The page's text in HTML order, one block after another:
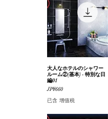
快速瀏覽
大人なホテルのシャワー
ルーム②(基本) - 特別な日
編01
價格
JP¥660
已含 增值税